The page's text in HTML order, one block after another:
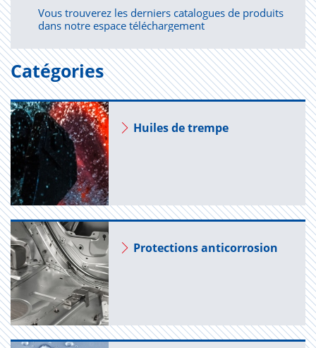
Vous trouverez les derniers catalogues de produits
dans notre espace téléchargement
Catégories
Huiles de trempe
Pro­tec­tions anti­cor­ro­sion